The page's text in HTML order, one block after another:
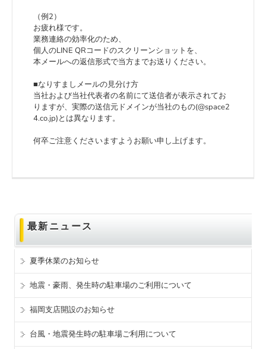
（例2）
お疲れ様です。
業務連絡の効率化のため、
個人のLINE QRコードのスクリーンショットを、
本メールへの返信形式で当方までお送りください。
■なりすましメールの見分け方
当社および当社代表者の名前にて送信者が表示されてお
りますが、実際の送信元ドメインが当社のもの(@space2
4.co.jp)とは異なります。
何卒ご注意くださいますようお願い申し上げます。
最新ニュース
夏季休業のお知らせ
地震・豪雨、発生時の駐車場のご利用について
福岡支店開設のお知らせ
台風・地震発生時の駐車場ご利用について